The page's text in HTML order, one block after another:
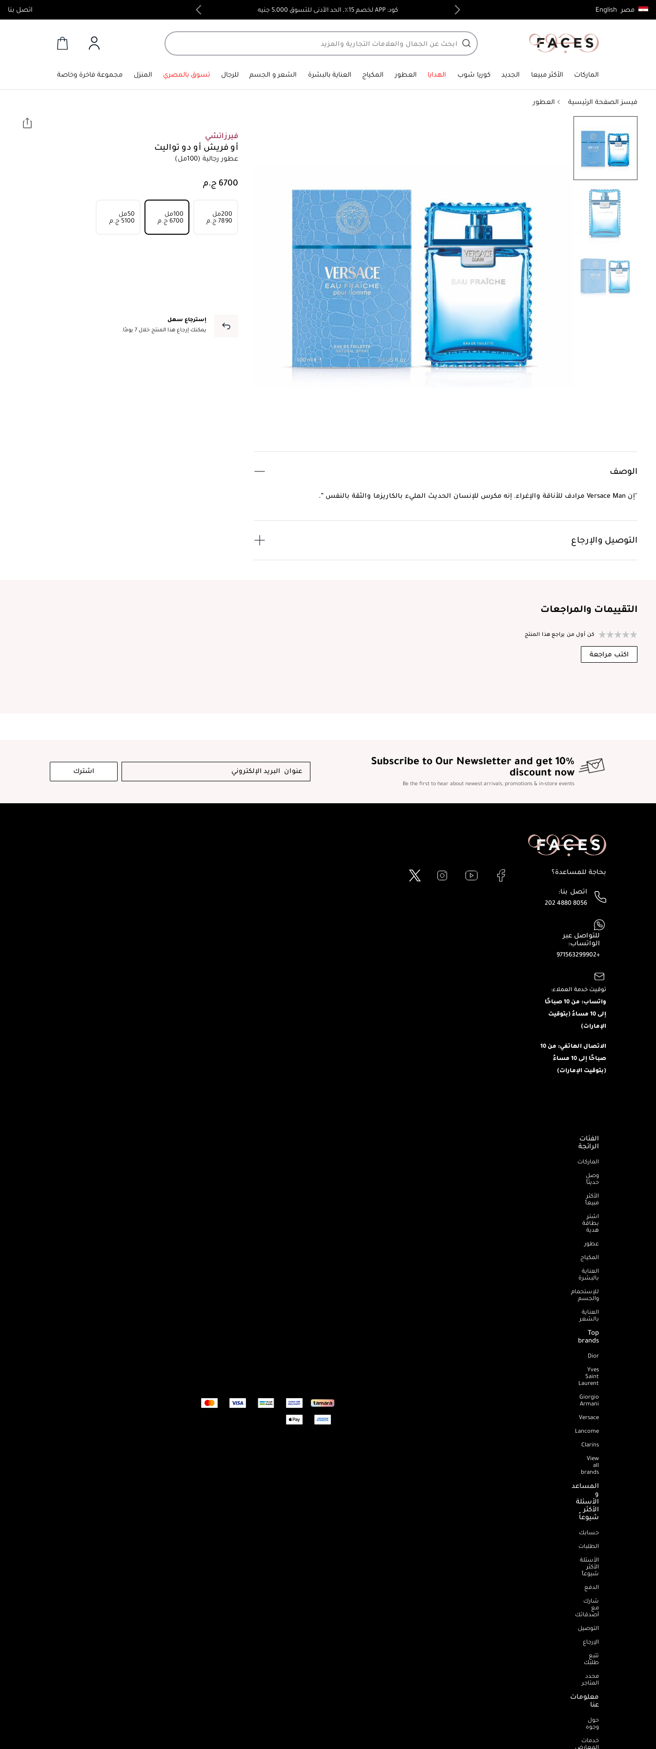
مصر English اتصل بنا كود: APP لخصم 15٪, الحد الأدنى للتسوق 5,000 جنيه توصيل مجاني لجميع الطلبات فوق 4,000ج.م
الماركات الأكثر مبيعا الجديد كوريا شوب الهدايا العطور المكياج العناية بالبشرة الشعر و الجسم للرجال تسوق بالمصري المنزل مجموعة فاخرة وخاصة
فيسز الصفحة الرئيسية العطور
الوصف
"إن Versace Man مرادف للأناقة والإغراء. إنه مكرس للإنسان الحديث المليء بالكاريزما والثقة بالنفس ”.
التوصيل والإرجاع
فيرزاتشي
أو فريش أو دو تواليت
عطور رجالية (100مل)
200مل
⁦7890⁩ ج.م
100مل
⁦6700⁩ ج.م
50مل
⁦5100⁩ ج.م
إسترجاع سهل
يمكنك إرجاع هذا المنتج خلال 7 يومًا.
التقييمات والمراجعات
كن أول من يراجع هذا المنتج
اكتب مراجعة
Subscribe to Our Newsletter and get 10%
discount now
Be the first to hear about newest arrivals, promotions & in-store events
اشترك
بحاجة للمساعدة؟
اتصل بنا:
202 4880 8056
للتواصل عبر
الواتساب:
+971563299902
توقيت خدمة العملاء:
واتساب: من 10 صباحًا
إلى 10 مساءُ (بتوقيت
الإمارات)
الاتصال الهاتفي: من 10
صباحًا إلى 10 مساءُ
(بتوقيت الإمارات)
الفئات
الرائجة
الماركات
وصل
حديثاً
الأكثر
مبيعاً
اشترِ
بطاقة
هدية
عطور
المكياج
العناية
بالبشرة
للإستحمام
والجسم
العناية
بالشعر
Top
brands
Dior
Yves
Saint
Laurent
Giorgio
Armani
Versace
Lancome
Clarins
View
all
brands
المساعد
و
الأسئلة
الأكثر
شيوعاً
حسابك
الطلبات
الأسئلة
الأكثر
شيوعاً
الدفع
شارك
مع
أصدقائك
التوصيل
الإرجاع
تتبع
طلبك
محدد
المتاجر
معلومات
عنا
حول
وجوه
خدمات
المعارض